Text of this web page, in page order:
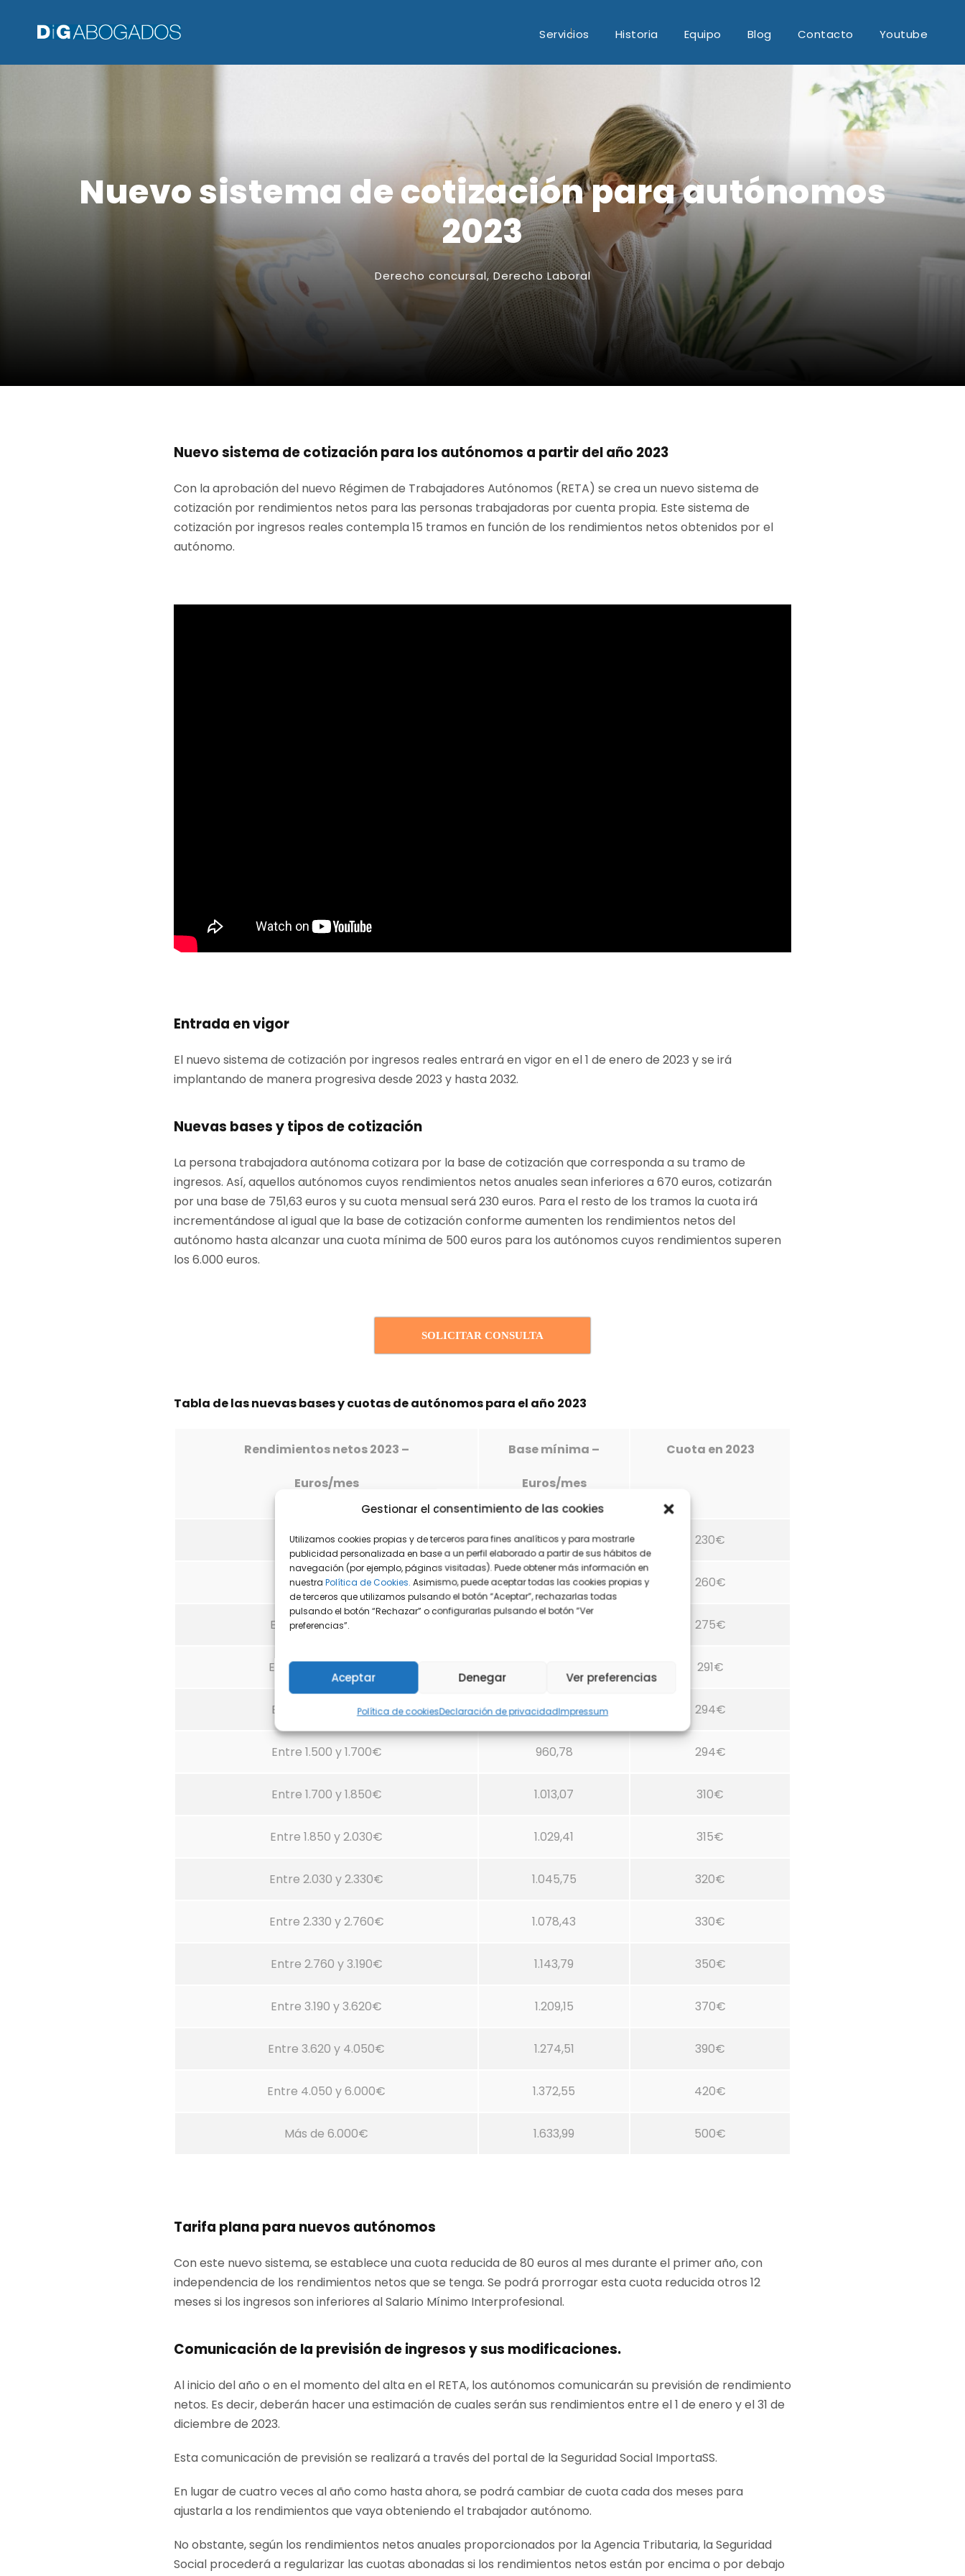
Gestionar el consentimiento de las cookies
Utilizamos cookies propias y de terceros para fines analíticos y para mostrarle
publicidad personalizada en base a un perfil elaborado a partir de sus hábitos de
navegación (por ejemplo, páginas visitadas). Puede obtener más información en
nuestra Política de Cookies. Asimismo, puede aceptar todas las cookies propias y
de terceros que utilizamos pulsando el botón “Aceptar”, rechazarlas todas
pulsando el botón “Rechazar” o configurarlas pulsando el botón “Ver
preferencias”.
Aceptar Denegar Ver preferencias
Política de cookiesDeclaración de privacidadImpressum
Servicios Historia Equipo Blog Contacto Youtube
Nuevo sistema de cotización para autónomos
2023
Derecho concursal, Derecho Laboral
Nuevo sistema de cotización para los autónomos a partir del año 2023
Con la aprobación del nuevo Régimen de Trabajadores Autónomos (RETA) se crea un nuevo sistema de
cotización por rendimientos netos para las personas trabajadoras por cuenta propia. Este sistema de
cotización por ingresos reales contempla 15 tramos en función de los rendimientos netos obtenidos por el
autónomo.
Entrada en vigor
El nuevo sistema de cotización por ingresos reales entrará en vigor en el 1 de enero de 2023 y se irá
implantando de manera progresiva desde 2023 y hasta 2032.
Nuevas bases y tipos de cotización
La persona trabajadora autónoma cotizara por la base de cotización que corresponda a su tramo de
ingresos. Así, aquellos autónomos cuyos rendimientos netos anuales sean inferiores a 670 euros, cotizarán
por una base de 751,63 euros y su cuota mensual será 230 euros. Para el resto de los tramos la cuota irá
incrementándose al igual que la base de cotización conforme aumenten los rendimientos netos del
autónomo hasta alcanzar una cuota mínima de 500 euros para los autónomos cuyos rendimientos superen
los 6.000 euros.
SOLICITAR CONSULTA
Tabla de las nuevas bases y cuotas de autónomos para el año 2023
Rendimientos netos 2023 –
Euros/mes
Base mínima –
Euros/mes
Cuota en 2023
Menos de 670€ 751,63 230€
Entre 670 y 900€ 849,67 260€
Entre 900 y 1.166,7 € 275€
Entre 1.166,7 y 1.300€ 291€
Entre 1.300 y 1.500€ 960,78 294€
Entre 1.500 y 1.700€ 960,78 294€
Entre 1.700 y 1.850€ 1.013,07 310€
Entre 1.850 y 2.030€ 1.029,41 315€
Entre 2.030 y 2.330€ 1.045,75 320€
Entre 2.330 y 2.760€ 1.078,43 330€
Entre 2.760 y 3.190€ 1.143,79 350€
Entre 3.190 y 3.620€ 1.209,15 370€
Entre 3.620 y 4.050€ 1.274,51 390€
Entre 4.050 y 6.000€ 1.372,55 420€
Más de 6.000€ 1.633,99 500€
Tarifa plana para nuevos autónomos
Con este nuevo sistema, se establece una cuota reducida de 80 euros al mes durante el primer año, con
independencia de los rendimientos netos que se tenga. Se podrá prorrogar esta cuota reducida otros 12
meses si los ingresos son inferiores al Salario Mínimo Interprofesional.
Comunicación de la previsión de ingresos y sus modificaciones.
Al inicio del año o en el momento del alta en el RETA, los autónomos comunicarán su previsión de rendimiento
netos. Es decir, deberán hacer una estimación de cuales serán sus rendimientos entre el 1 de enero y el 31 de
diciembre de 2023.
Esta comunicación de previsión se realizará a través del portal de la Seguridad Social ImportaSS.
En lugar de cuatro veces al año como hasta ahora, se podrá cambiar de cuota cada dos meses para
ajustarla a los rendimientos que vaya obteniendo el trabajador autónomo.
No obstante, según los rendimientos netos anuales proporcionados por la Agencia Tributaria, la Seguridad
Social procederá a regularizar las cuotas abonadas si los rendimientos netos están por encima o por debajo